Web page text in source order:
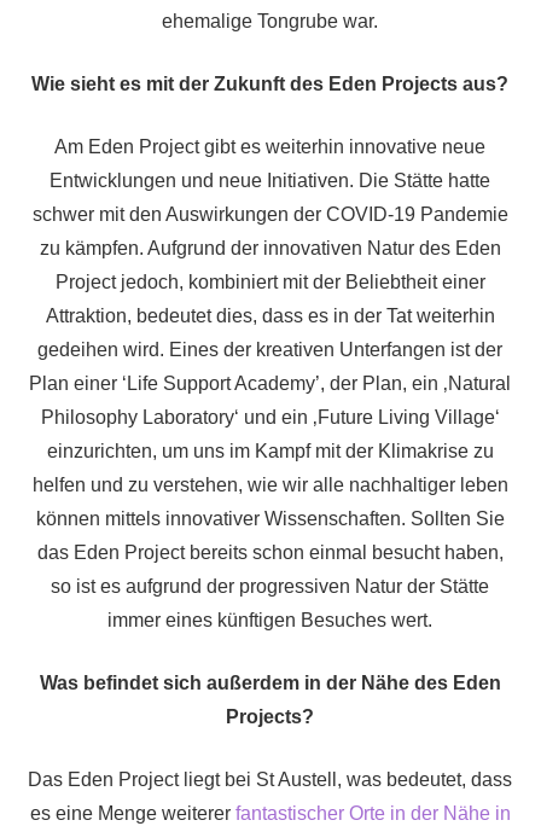
ehemalige Tongrube war.
Wie sieht es mit der Zukunft des Eden Projects aus?
Am Eden Project gibt es weiterhin innovative neue
Entwicklungen und neue Initiativen. Die Stätte hatte
schwer mit den Auswirkungen der COVID-19 Pandemie
zu kämpfen. Aufgrund der innovativen Natur des Eden
Project jedoch, kombiniert mit der Beliebtheit einer
Attraktion, bedeutet dies, dass es in der Tat weiterhin
gedeihen wird. Eines der kreativen Unterfangen ist der
Plan einer ‘Life Support Academy’, der Plan, ein ‚Natural
Philosophy Laboratory‘ und ein ‚Future Living Village‘
einzurichten, um uns im Kampf mit der Klimakrise zu
helfen und zu verstehen, wie wir alle nachhaltiger leben
können mittels innovativer Wissenschaften. Sollten Sie
das Eden Project bereits schon einmal besucht haben,
so ist es aufgrund der progressiven Natur der Stätte
immer eines künftigen Besuches wert.
Was befindet sich außerdem in der Nähe des Eden
Projects?
Das Eden Project liegt bei St Austell, was bedeutet, dass
es eine Menge weiterer fantastischer Orte in der Nähe in